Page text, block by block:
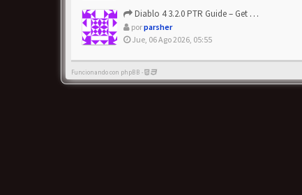
Diablo 4 3.2.0 PTR Guide – Get 8% Off Items Quickly to Test ...
porparsher
Jue, 06 Ago 2026, 05:55
Funcionando con phpBB -